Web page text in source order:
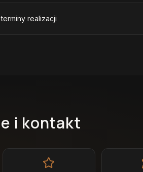
realizacji
i kontakt